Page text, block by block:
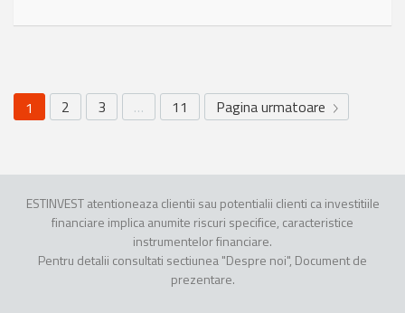
1 2 3 … 11 Pagina urmatoare
ESTINVEST atentioneaza clientii sau potentialii clienti ca investitiile
financiare implica anumite riscuri specifice, caracteristice
instrumentelor financiare.
Pentru detalii consultati sectiunea "Despre noi", Document de
prezentare.